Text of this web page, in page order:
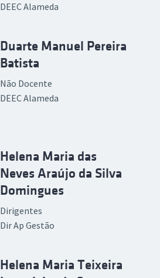
DEEC Alameda
Duarte Manuel Pereira
Batista
Não Docente
DEEC Alameda
Helena Maria das
Neves Araújo da Silva
Domingues
Dirigentes
Dir Ap Gestão
Helena Maria Teixeira